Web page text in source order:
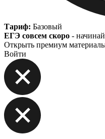
Тариф: Базовый
ЕГЭ совсем скоро -
Открыть премиум
Войти